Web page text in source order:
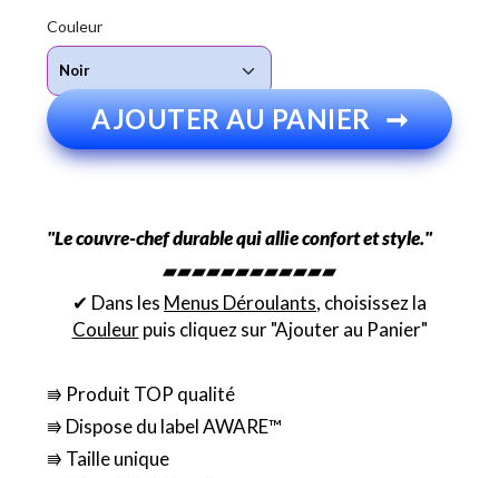
Couleur
AJOUTER AU PANIER ➞
"Le couvre-chef durable qui allie confort et style."
▰▰▰▰▰▰▰▰▰▰▰▰
✔ Dans les Menus Déroulants, choisissez la
Couleurpuis cliquez sur "Ajouter au Panier"
⭆ Produit TOP qualité
⭆ Dispose du label AWARE™
⭆ Taille unique